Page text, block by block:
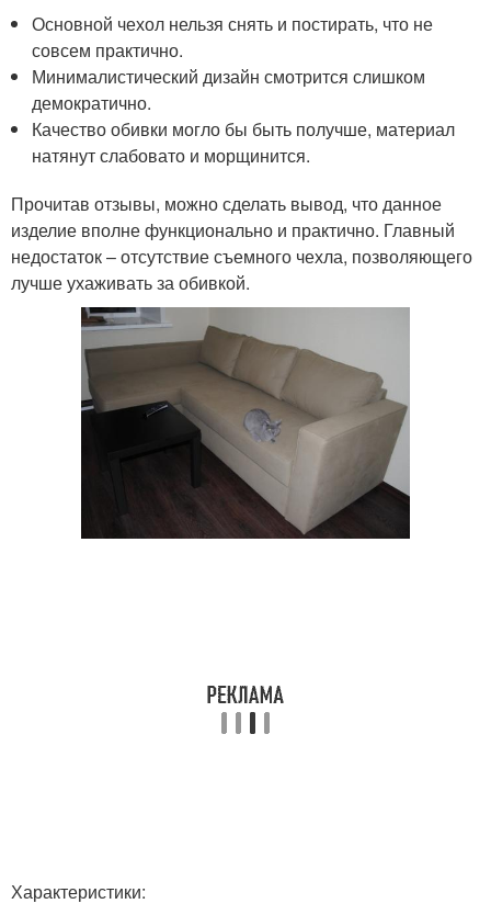
Основной чехол нельзя снять и постирать, что не
совсем практично.
Минималистический дизайн смотрится слишком
демократично.
Качество обивки могло бы быть получше, материал
натянут слабовато и морщинится.
Прочитав отзывы, можно сделать вывод, что данное
изделие вполне функционально и практично. Главный
недостаток – отсутствие съемного чехла, позволяющего
лучше ухаживать за обивкой.
Характеристики: